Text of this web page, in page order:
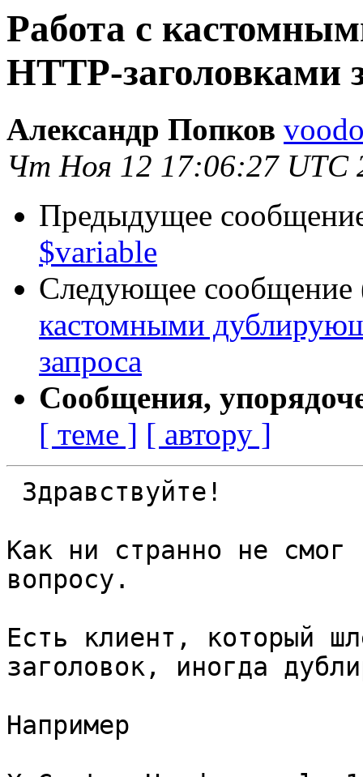
Работа с
HTTP-заголовками
Александр Попков
Чт Ноя 12 17:06:27 UTC
Предыдущее
$variable
Следующее сообщение
кастомными
запроса
Сообщения,
[ теме ] [ автору ]
Как ни странно не смог
вопросу.
Есть клиент, который
заголовок, иногда
Например